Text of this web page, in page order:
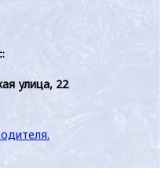
улица, 22